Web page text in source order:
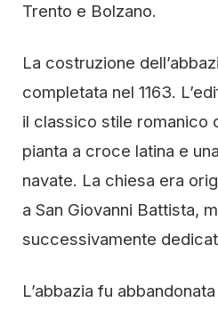
Trento e Bolzano.
La costruzione
completata nel 1163.
il classico stile romanico
pianta a croce latina e
navate. La chiesa era
a San Giovanni Battista,
successivamente
L’abbazia fu